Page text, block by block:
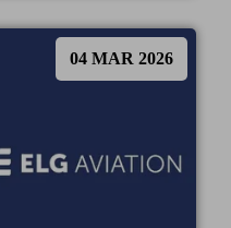
04 MAR 2026